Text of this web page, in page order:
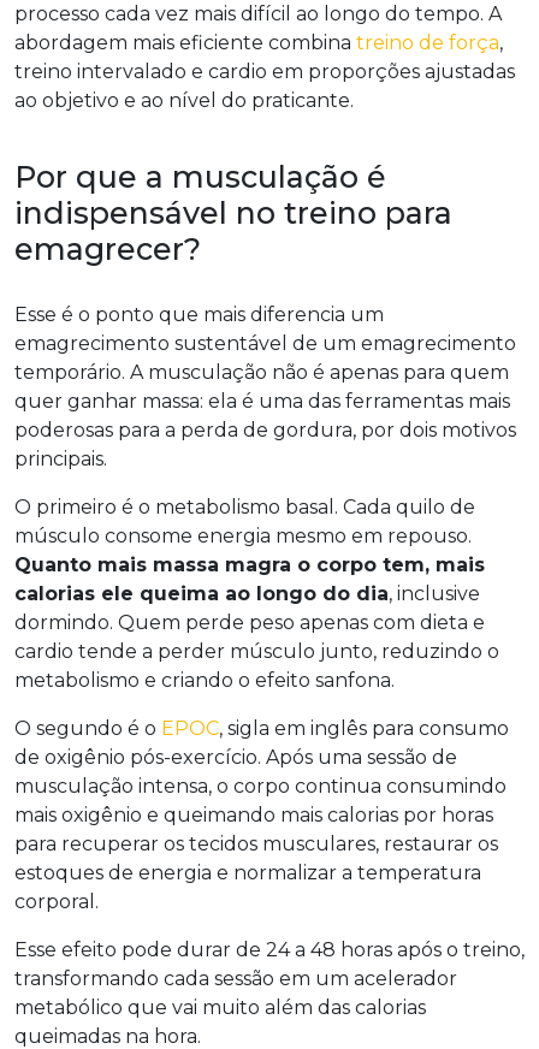
processo cada vez mais difícil ao longo do tempo. A
abordagem mais eficiente combina treino de força,
treino intervalado e cardio em proporções ajustadas
ao objetivo e ao nível do praticante.
Por que a musculação é
indispensável no treino para
emagrecer?
Esse é o ponto que mais diferencia um
emagrecimento sustentável de um emagrecimento
temporário. A musculação não é apenas para quem
quer ganhar massa: ela é uma das ferramentas mais
poderosas para a perda de gordura, por dois motivos
principais.
O primeiro é o metabolismo basal. Cada quilo de
músculo consome energia mesmo em repouso.
Quanto mais massa magra o corpo tem, mais
calorias ele queima ao longo do dia, inclusive
dormindo. Quem perde peso apenas com dieta e
cardio tende a perder músculo junto, reduzindo o
metabolismo e criando o efeito sanfona.
O segundo é o EPOC, sigla em inglês para consumo
de oxigênio pós-exercício. Após uma sessão de
musculação intensa, o corpo continua consumindo
mais oxigênio e queimando mais calorias por horas
para recuperar os tecidos musculares, restaurar os
estoques de energia e normalizar a temperatura
corporal.
Esse efeito pode durar de 24 a 48 horas após o treino,
transformando cada sessão em um acelerador
metabólico que vai muito além das calorias
queimadas na hora.